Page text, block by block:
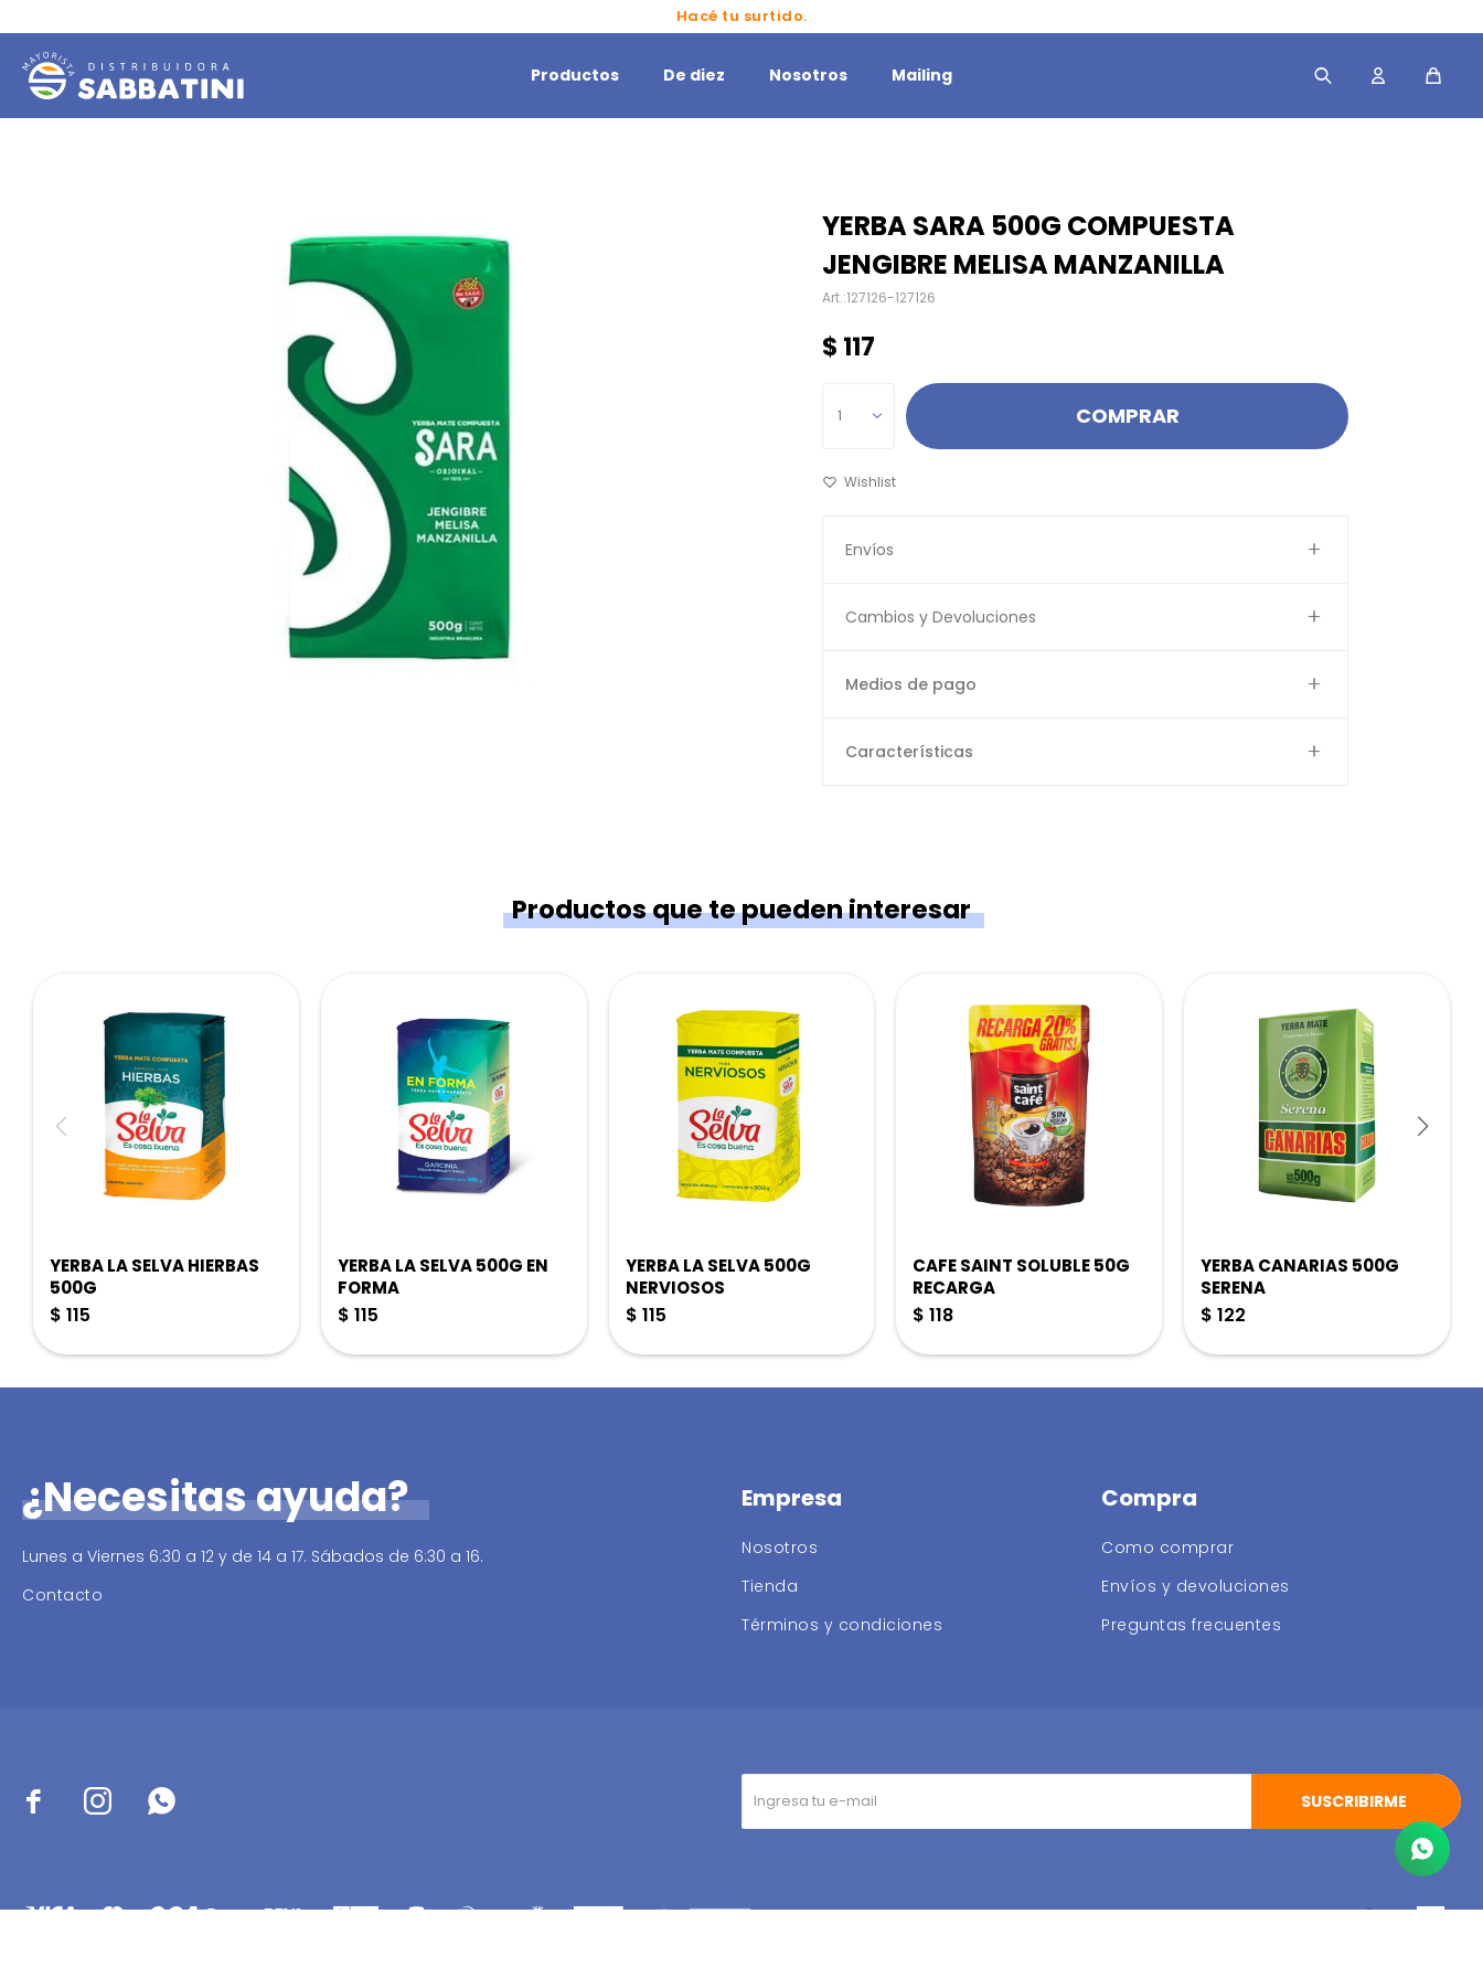
Hacé tu surtido.
Productos De diez Nosotros Mailing
YERBA SARA 500G COMPUESTA
JENGIBRE MELISA MANZANILLA
127126-127126
$ 117
1 COMPRAR
Envíos
Cambios y Devoluciones
Medios de pago
Características
Productos que te pueden interesar
YERBA LA SELVA HIERBAS
500G
$ 115
YERBA LA SELVA 500G EN
FORMA
$ 115
YERBA LA SELVA 500G
NERVIOSOS
$ 115
CAFE SAINT SOLUBLE 50G
RECARGA
$ 118
YERBA CANARIAS 500G
SERENA
$ 122
   SUSCRIBIRME
¿Necesitas ayuda?
Lunes a Viernes 6:30 a 12 y de 14 a 17. Sábados de 6:30 a 16.
Contacto
Empresa
Nosotros
Tienda
Términos y condiciones
Compra
Como comprar
Envíos y devoluciones
Preguntas frecuentes